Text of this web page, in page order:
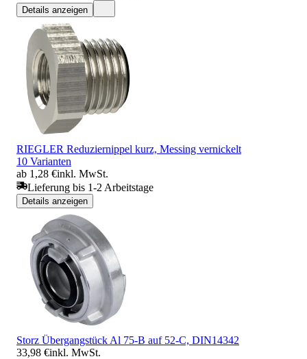
Details anzeigen
RIEGLER Reduziernippel kurz, Messing vernickelt
10 Varianten
ab 1,28 €inkl. MwSt.
Lieferung bis 1-2 Arbeitstage
Details anzeigen
Storz Übergangstück Al 75-B auf 52-C, DIN14342
33,98 €inkl. MwSt.